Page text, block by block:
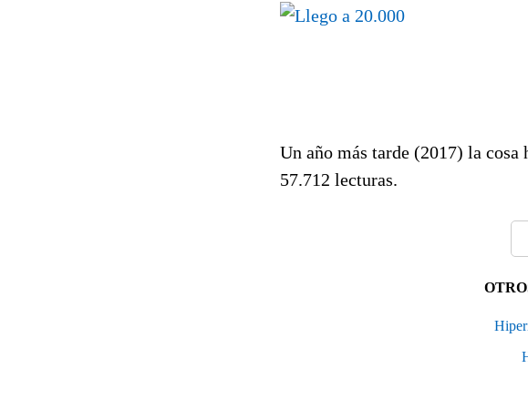
Un año más tarde (2017) la
57.712 lecturas.